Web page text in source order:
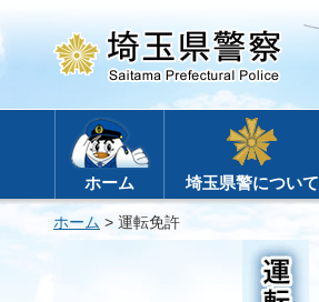
ホーム 埼玉県警について
ホーム > 運転免許